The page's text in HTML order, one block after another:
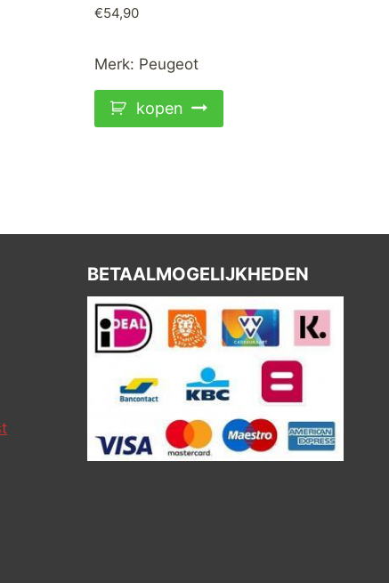
€54,90
Merk: Peugeot
kopen
BETAALMOGELIJKHEDEN